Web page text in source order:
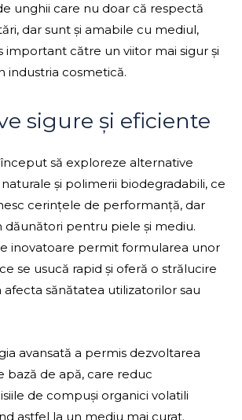
unghii care nu doar că respectă
dar sunt și amabile cu mediul,
important către un viitor mai sigur și
industria cosmetică.
sigure și eficiente
să exploreze alternative
și polimerii biodegradabili, ce
cerințele de performanță, dar
dăunători pentru piele și mediu.
inovatoare permit formularea unor
se usucă rapid și oferă o strălucire
afecta sănătatea utilizatorilor sau
avansată a permis dezvoltarea
bază de apă, care reduc
de compuși organici volatili
astfel la un mediu mai curat.